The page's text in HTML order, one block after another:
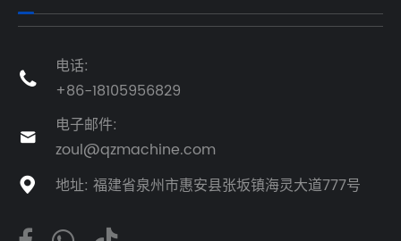

电话:
+86-18105956829

电子邮件:
zoul@qzmachine.com
 地址: 福建省泉州市惠安县张坂镇海灵大道777号